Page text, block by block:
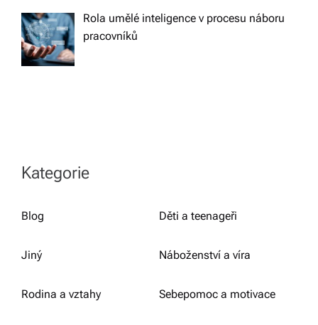
Rola umělé inteligence v procesu náboru
pracovníků
Kategorie
Blog Děti a teenageři
Jiný Náboženství a víra
Rodina a vztahy Sebepomoc a motivace